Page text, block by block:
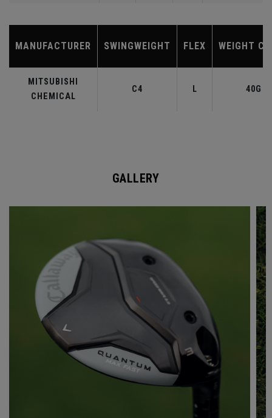
MANUFACTURER SWINGWEIGHT FLEX WEIGHT
MITSUBISHI
CHEMICAL
C4 L 40G
GALLERY